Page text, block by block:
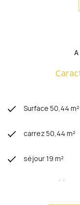
A
Surface 50,44 m²
carrez 50,44 m²
séjour 19 m²
1 chambre(s)